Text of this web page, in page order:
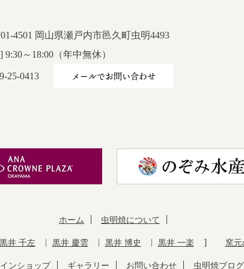
4501 岡山県瀬戸内市邑久町虫明4493
9:30～18:00（年中無休）
25-0413 メールでお問い合わせ
ホーム 虫明焼について
黒井 千左 黒井 慶雲 黒井 博史 黒井 一楽 窯
ンショップ ギャラリー お問い合わせ 虫明焼ブログ